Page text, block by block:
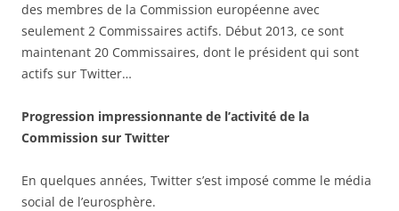
des membres de la Commission européenne avec
seulement 2 Commissaires actifs. Début 2013, ce sont
maintenant 20 Commissaires, dont le président qui sont
actifs sur Twitter…
Progression impressionnante de l’activité de la
Commission sur Twitter
En quelques années, Twitter s’est imposé comme le média
social de l’eurosphère.